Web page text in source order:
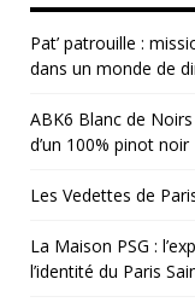
Pat’ patrouille :
dans un monde de
ABK6 Blanc de
d’un 100% pinot noir
Les Vedettes de
La Maison PSG :
l’identité du Paris